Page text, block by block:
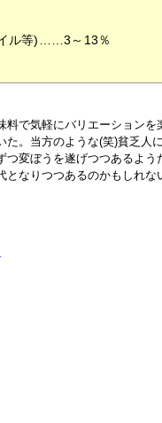
ル等)……3～13％
で気軽にバリエーションを
。当方のような(笑)貧乏人
つ変ぼうを遂げつつあるよう
なりつつあるのかもしれな